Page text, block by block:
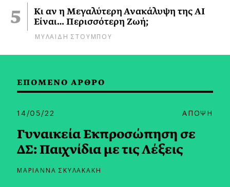
Κι αν η Μεγαλύτερη Ανακάλυψη της AI
Είναι… Περισσότερη Ζωή;
ΜΥΛΑΙΔΗ ΣΤΟΥΜΠΟΥ
ΕΠΟΜΕΝΟ ΑΡΘΡΟ
14/05/22 ΑΠΟΨΗ
Γυναικεία Εκπροσώπηση σε
ΔΣ: Παιχνίδια με τις Λέξεις
ΜΑΡΙΑΝΝΑ ΣΚΥΛΑΚΑΚΗ